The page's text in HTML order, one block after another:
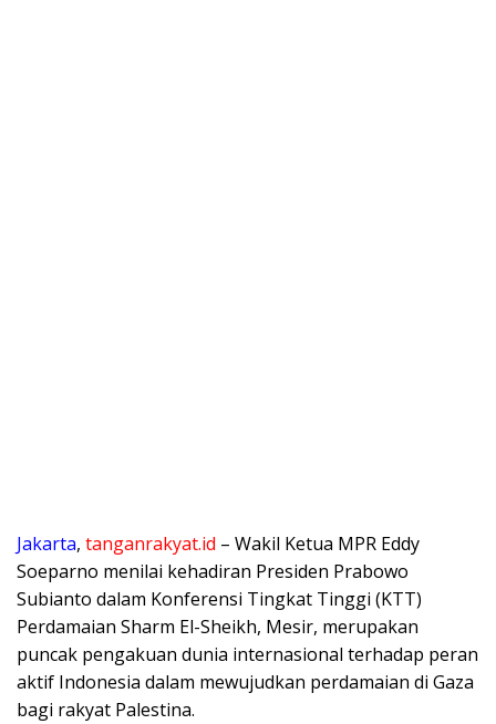
​Jakarta, tanganrakyat.id – Wakil Ketua MPR Eddy
Soeparno menilai kehadiran Presiden Prabowo
Subianto dalam Konferensi Tingkat Tinggi (KTT)
Perdamaian Sharm El-Sheikh, Mesir, merupakan
puncak pengakuan dunia internasional terhadap peran
aktif Indonesia dalam mewujudkan perdamaian di Gaza
bagi rakyat Palestina.